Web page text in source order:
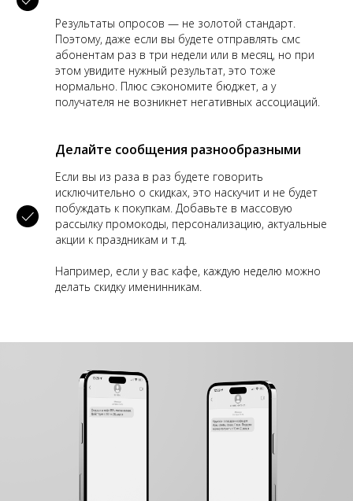
Результаты опросов — не золотой стандарт.
Поэтому, даже если вы будете отправлять смс
абонентам раз в три недели или в месяц, но при
этом увидите нужный результат, это тоже
нормально. Плюс сэкономите бюджет, а у
получателя не возникнет негативных ассоциаций.
Делайте сообщения разнообразными
Если вы из раза в раз будете говорить
исключительно о скидках, это наскучит и не будет
побуждать к покупкам. Добавьте в массовую
рассылку промокоды, персонализацию, актуальные
акции к праздникам и т.д.
Например, если у вас кафе, каждую неделю можно
делать скидку именинникам.